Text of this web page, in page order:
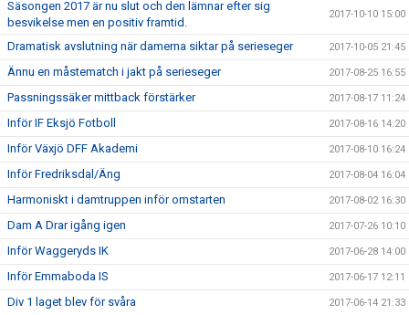
Säsongen 2017 är nu slut och den lämnar efter sig
besvikelse men en positiv framtid.
2017-10-10 15:00
Dramatisk avslutning när damerna siktar på serieseger 2017-10-05 21:45
Ännu en måstematch i jakt på serieseger 2017-08-25 16:55
Passningssäker mittback förstärker 2017-08-17 11:24
Inför IF Eksjö Fotboll 2017-08-16 14:20
Inför Växjö DFF Akademi 2017-08-10 16:24
Inför Fredriksdal/Äng 2017-08-04 16:04
Harmoniskt i damtruppen inför omstarten 2017-08-02 16:30
Dam A Drar igång igen 2017-07-26 10:10
Inför Waggeryds IK 2017-06-28 14:00
Inför Emmaboda IS 2017-06-17 12:11
Div 1 laget blev för svåra 2017-06-14 21:33